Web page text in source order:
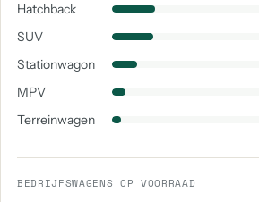
Hatchback
SUV
Stationwagon
MPV
Terreinwagen
BEDRIJFSWAGENS OP VOORRAAD